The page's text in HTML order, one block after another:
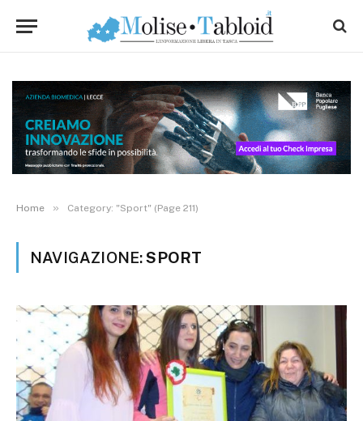
Home » Category: "Sport" (Page 211)
NAVIGAZIONE:SPORT